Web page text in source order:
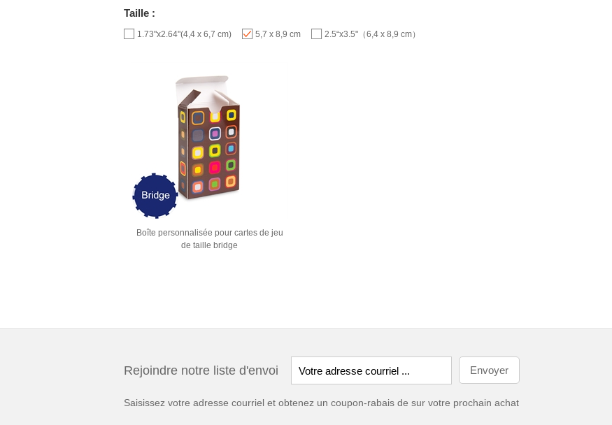
Taille :
1.73"x2.64"(4,4 x 6,7 cm) 5,7 x 8,9 cm 2.5“x3.5"（6,4 x 8,9 cm）
Boîte personnalisée pour cartes de jeu
de taille bridge
Rejoindre notre liste d'envoi
Saisissez votre adresse courriel et obtenez un coupon-rabais de sur votre prochain achat